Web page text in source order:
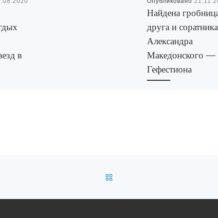
в
Найдена
друга и соратника
Александра
Македонского —
Гефестиона